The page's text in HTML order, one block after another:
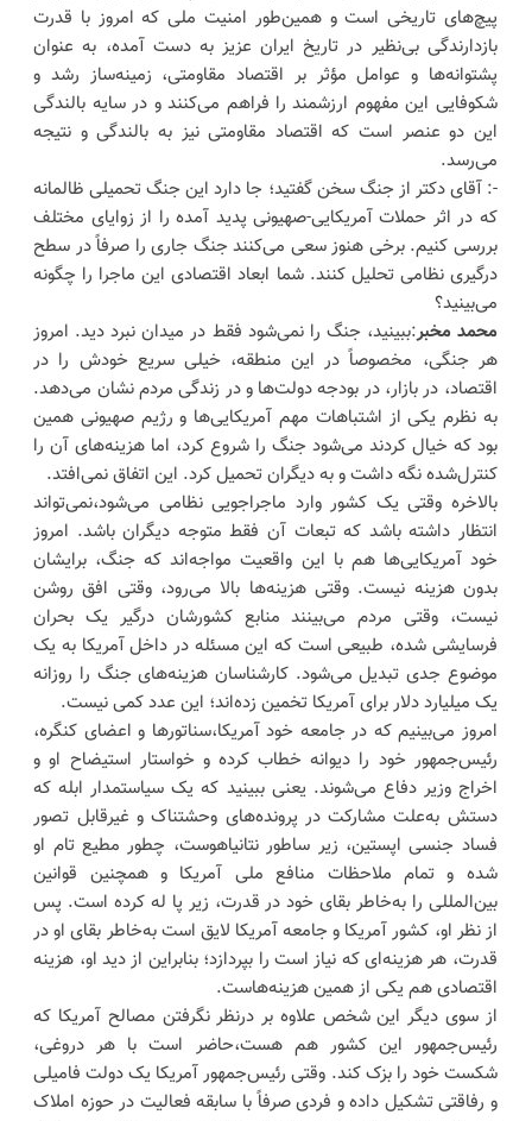
پیچ‌های تاریخی است و همین‌طور امنیت ملی که امروز با قدرت
بازدارندگی بی‌نظیر در تاریخ ایران عزیز به دست آمده، به عنوان
پشتوانه‌ها و عوامل مؤثر بر اقتصاد مقاومتی، زمینه‌ساز رشد و
شکوفایی این مفهوم ارزشمند را فراهم می‌کنند و در سایه بالندگی
این دو عنصر است که اقتصاد مقاومتی نیز به بالندگی و نتیجه
می‌رسد.
-: آقای دکتر از جنگ سخن گفتید؛ جا دارد این جنگ تحمیلی ظالمانه
که در اثر حملات آمریکایی-صهیونی پدید آمده را از زوایای مختلف
بررسی کنیم. برخی هنوز سعی می‌کنند جنگ جاری را صرفاً در سطح
درگیری نظامی تحلیل کنند. شما ابعاد اقتصادی این ماجرا را چگونه
می‌بینید؟
محمد مخبر:ببینید، جنگ را نمی‌شود فقط در میدان نبرد دید. امروز
هر جنگی، مخصوصاً در این منطقه، خیلی سریع خودش را در
اقتصاد، در بازار، در بودجه دولت‌ها و در زندگی مردم نشان می‌دهد.
به نظرم یکی از اشتباهات مهم آمریکایی‌ها و رژیم صهیونی همین
بود که خیال کردند می‌شود جنگ را شروع کرد، اما هزینه‌های آن را
کنترل‌شده نگه داشت و به دیگران تحمیل کرد. این اتفاق نمی‌افتد.
بالاخره وقتی یک کشور وارد ماجراجویی نظامی می‌شود،نمی‌تواند
انتظار داشته باشد که تبعات آن فقط متوجه دیگران باشد. امروز
خود آمریکایی‌ها هم با این واقعیت مواجه‌اند که جنگ، برایشان
بدون هزینه نیست. وقتی هزینه‌ها بالا می‌رود، وقتی افق روشن
نیست، وقتی مردم می‌بینند منابع کشورشان درگیر یک بحران
فرسایشی شده، طبیعی است که این مسئله در داخل آمریکا به یک
موضوع جدی تبدیل می‌شود. کارشناسان هزینه‌های جنگ را روزانه
یک میلیارد دلار برای آمریکا تخمین زده‌اند؛ این عدد کمی نیست.
امروز می‌بینیم که در جامعه خود آمریکا،سناتورها و اعضای کنگره،
رئیس‌جمهور خود را دیوانه خطاب کرده و خواستار استیضاح او و
اخراج وزیر دفاع می‌شوند. یعنی ببینید که یک سیاستمدار ابله که
دستش به‌علت مشارکت در پرونده‌های وحشتناک و غیرقابل تصور
فساد جنسی اپستین، زیر ساطور نتانیاهوست، چطور مطیع تام او
شده و تمام ملاحظات منافع ملی آمریکا و همچنین قوانین
بین‌المللی را به‌خاطر بقای خود در قدرت، زیر پا له کرده است. پس
از نظر او، کشور آمریکا و جامعه آمریکا لایق است به‌خاطر بقای او در
قدرت، هر هزینه‌ای که نیاز است را بپردازد؛ بنابراین از دید او، هزینه
اقتصادی هم یکی از همین هزینه‌هاست.
از سوی دیگر این شخص علاوه بر درنظر نگرفتن مصالح آمریکا که
رئیس‌جمهور این کشور هم هست،حاضر است با هر دروغی،
شکست خود را بزک کند. وقتی رئیس‌جمهور آمریکا یک دولت فامیلی
و رفاقتی تشکیل داده و فردی صرفاً با سابقه فعالیت در حوزه املاک